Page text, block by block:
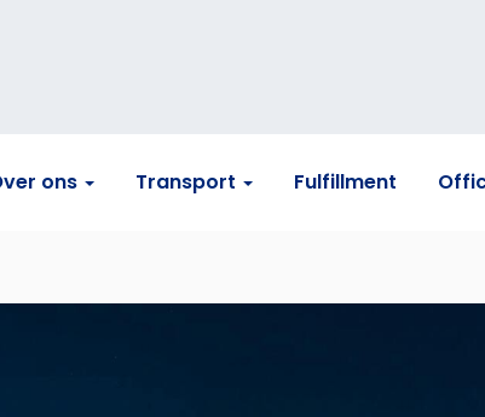
ons Transport Fulfillment